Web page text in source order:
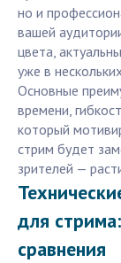
но и
вашей
цвета,
уже в
Основные
времени,
который
стрим будет
зрителей —
для
сравнения